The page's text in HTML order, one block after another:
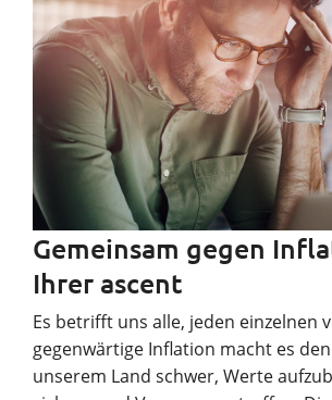
Gemeinsam gegen
Ihrer ascent
Es betrifft uns alle, jeden einzelnen
gegenwärtige Inflation macht es
unserem Land schwer, Werte